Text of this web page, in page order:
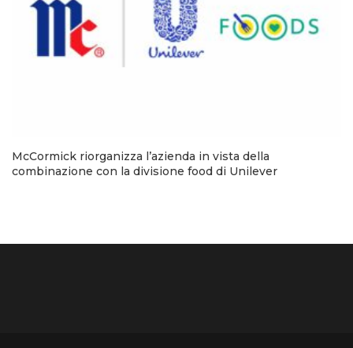
McCormick riorganizza l’azienda in vista della
combinazione con la divisione food di Unilever